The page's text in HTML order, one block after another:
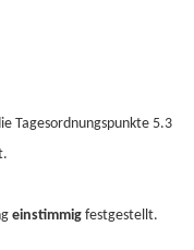
Tagesordnungspunkte 5.3
einstimmig festgestellt.